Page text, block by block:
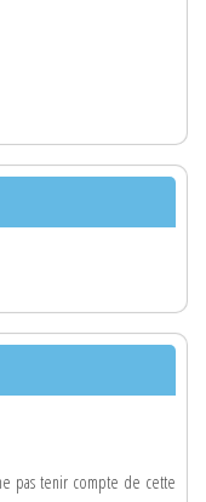
pas tenir compte de cette